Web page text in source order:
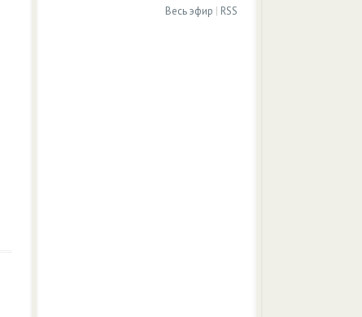
Весь эфир | RSS